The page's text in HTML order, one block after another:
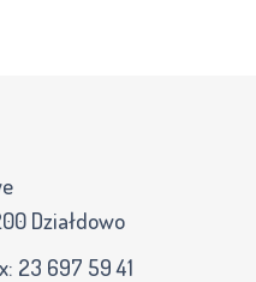
Działdowo
23 697 59 41